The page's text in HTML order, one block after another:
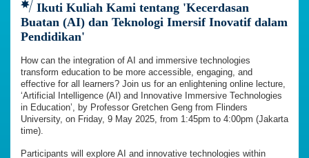
Ikuti Kuliah Kami tentang 'Kecerdasan
Buatan (AI) dan Teknologi Imersif Inovatif dalam
Pendidikan'
How can the integration of AI and immersive technologies
transform education to be more accessible, engaging, and
effective for all learners? Join us for an enlightening online lecture,
‘Artificial Intelligence (AI) and Innovative Immersive Technologies
in Education’, by Professor Gretchen Geng from Flinders
University, on Friday, 9 May 2025, from 1:45pm to 4:00pm (Jakarta
time).
Participants will explore AI and innovative technologies within